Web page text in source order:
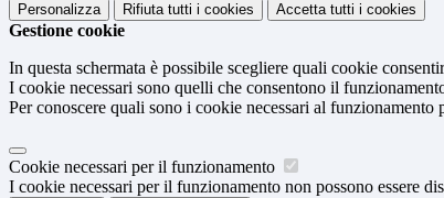
Personalizza Rifiuta tutti i cookies Accetta tutti i cookies
Gestione cookie
In questa schermata è possibile scegliere quali cookie
I cookie necessari sono quelli che consentono il
Per conoscere quali sono i cookie necessari al funzionamento
Cookie necessari per il funzionamento
I cookie necessari per il funzionamento non possono essere